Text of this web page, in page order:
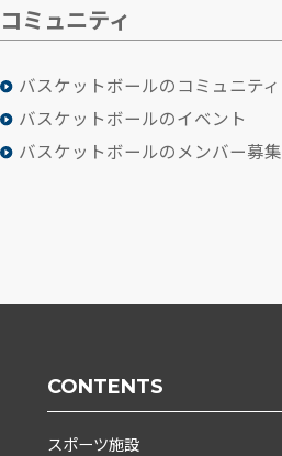
コミュニティ
バスケットボールのコミュニティ
バスケットボールのイベント
バスケットボールのメンバー募集
CONTENTS
スポーツ施設